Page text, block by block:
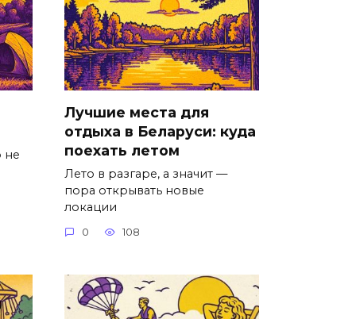
не
Лучшие места для
отдыха в Беларуси: куда
поехать летом
Лето в разгаре, а значит —
пора открывать новые
локации
0 108